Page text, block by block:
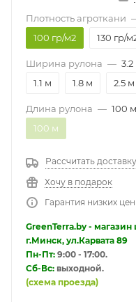
Плотность агроткани
100 гр/м2
130 гр/
Ширина рулона — 3.2
1.1 м
1.8 м 2.5 м
Длина рулона — 100 м
100 м
Рассчитать доставку
Хочу в подарок
Гарантия низких цен!
GreenTerra.by -
г.Минск, ул.Карвата 89
Пн-Пт: 9:00 - 17:00.
Сб-Вс: выходной.
(схема проезда)